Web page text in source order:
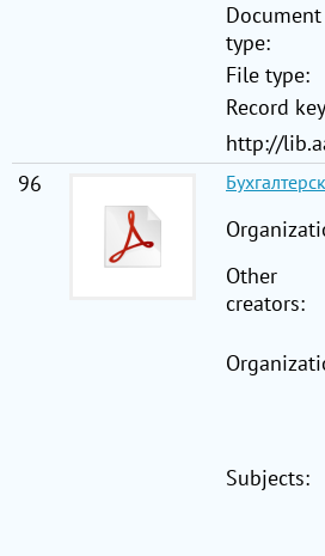
Document
type:
File type:
Record
http://
96
Other
creators:
Subjects: